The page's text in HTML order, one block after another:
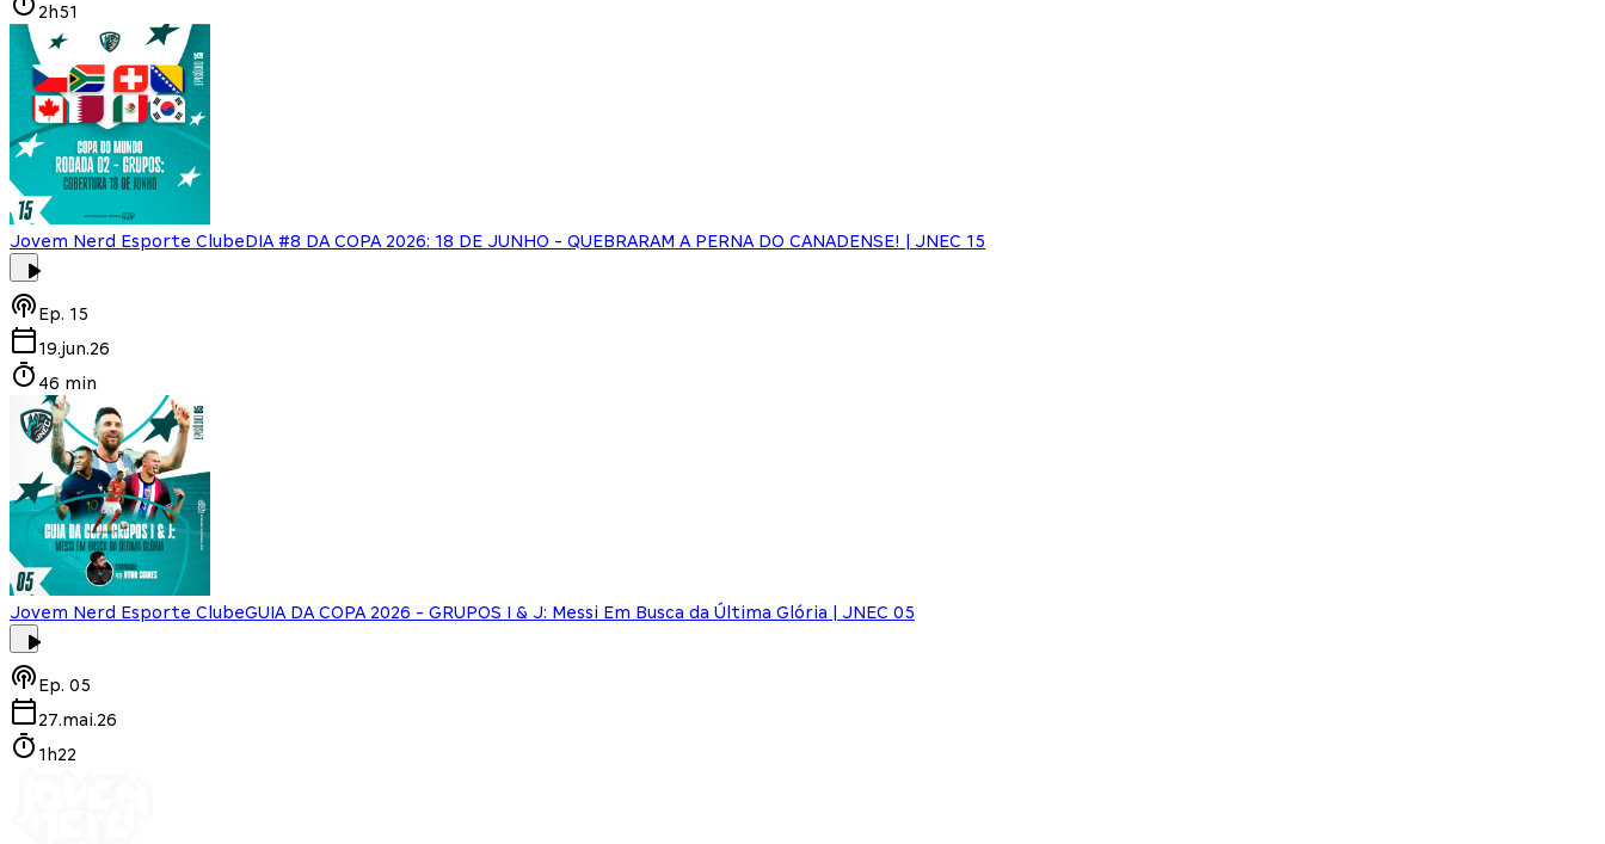
2h51
Jovem Nerd Esporte ClubeDIA #8 DA COPA 2026: 18 DE JUNHO - QUEBRARAM A PERNA DO CANADENSE! | JNEC 15
Ep. 15
19.jun.26
46 min
Jovem Nerd Esporte ClubeGUIA DA COPA 2026 - GRUPOS I & J: Messi Em Busca da Última Glória | JNEC 05
Ep. 05
27.mai.26
1h22